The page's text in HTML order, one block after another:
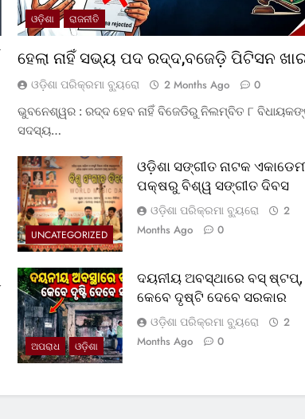
ଓଡ଼ିଶା ରାଜନୀତି
ହେଲା ନାହିଁ ସଭ୍ୟ ପଦ ରଦ୍ଦ,ବଜେଡ଼ି ପିଟିସନ
ଓଡ଼ିଶା ପରିକ୍ରମା ବ୍ୟୁରୋ 2 Months Ago
0
ଭୁବନେଶ୍ୱର : ରଦ୍ଦ ହେବ ନାହିଁ ବିଜେଡିରୁ ନିଲମ୍ବିତ ୮
ସଦସ୍ୟ…
UNCATEGORIZED
ଓଡ଼ିଶା ସଙ୍ଗୀତ ନାଟକ
ପକ୍ଷରୁ ବିଶ୍ୱ ସଙ୍ଗୀତ ଦିବସ
ଓଡ଼ିଶା ପରିକ୍ରମା ବ୍ୟୁରୋ
2
Months Ago
0
ଅପରାଧ ଓଡ଼ିଶା
ଦୟନୀୟ ଅବସ୍ଥାରେ ବସ୍‌ ଷ୍ଟପ୍‌,
କେବେ ଦୃଷ୍ଟି ଦେବେ ସରକାର
ଓଡ଼ିଶା ପରିକ୍ରମା ବ୍ୟୁରୋ
2
Months Ago
0